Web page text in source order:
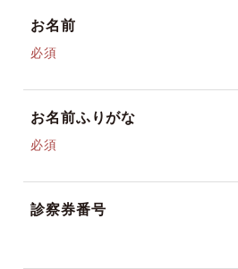
お名前
必須
お名前ふりがな
必須
診察券番号